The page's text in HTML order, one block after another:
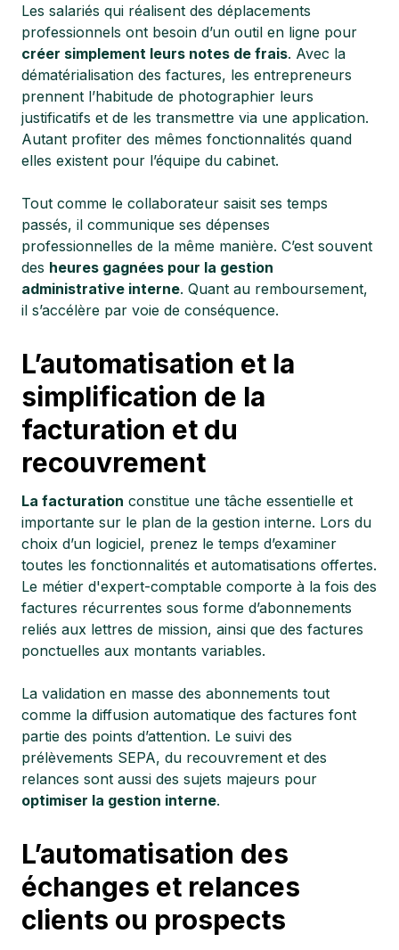
Les salariés qui réalisent des déplacements
professionnels ont besoin d’un outil en ligne pour
créer simplement leurs notes de frais. Avec la
dématérialisation des factures, les entrepreneurs
prennent l’habitude de photographier leurs
justificatifs et de les transmettre via une application.
Autant profiter des mêmes fonctionnalités quand
elles existent pour l’équipe du cabinet.
Tout comme le collaborateur saisit ses temps
passés, il communique ses dépenses
professionnelles de la même manière. C’est souvent
des heures gagnées pour la gestion
administrative interne. Quant au remboursement,
il s’accélère par voie de conséquence.
L’automatisation et la
simplification de la
facturation et du
recouvrement
La facturation constitue une tâche essentielle et
importante sur le plan de la gestion interne. Lors du
choix d’un logiciel, prenez le temps d’examiner
toutes les fonctionnalités et automatisations offertes.
Le métier d'expert-comptable comporte à la fois des
factures récurrentes sous forme d’abonnements
reliés aux lettres de mission, ainsi que des factures
ponctuelles aux montants variables.
La validation en masse des abonnements tout
comme la diffusion automatique des factures font
partie des points d’attention. Le suivi des
prélèvements SEPA, du recouvrement et des
relances sont aussi des sujets majeurs pour
optimiser la gestion interne.
L’automatisation des
échanges et relances
clients ou prospects